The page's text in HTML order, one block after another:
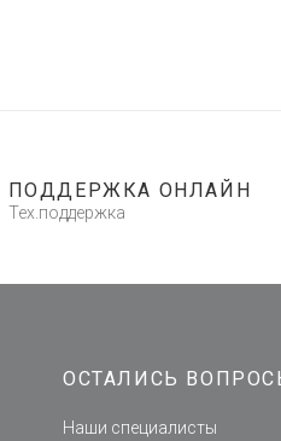
ПОДДЕРЖКА ОНЛАЙН
Тех.поддержка
ОСТАЛИСЬ
Наши специалисты